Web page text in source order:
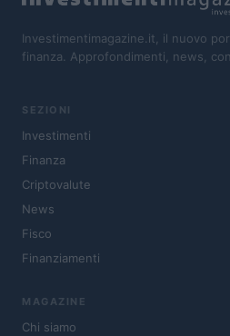
Investimentimagazine.it, il nuovo
finanza. Approfondimenti, news,
SEZIONI
Investimenti
Finanza
Criptovalute
News
Fisco
Finanziamenti
MAGAZINE
Chi siamo